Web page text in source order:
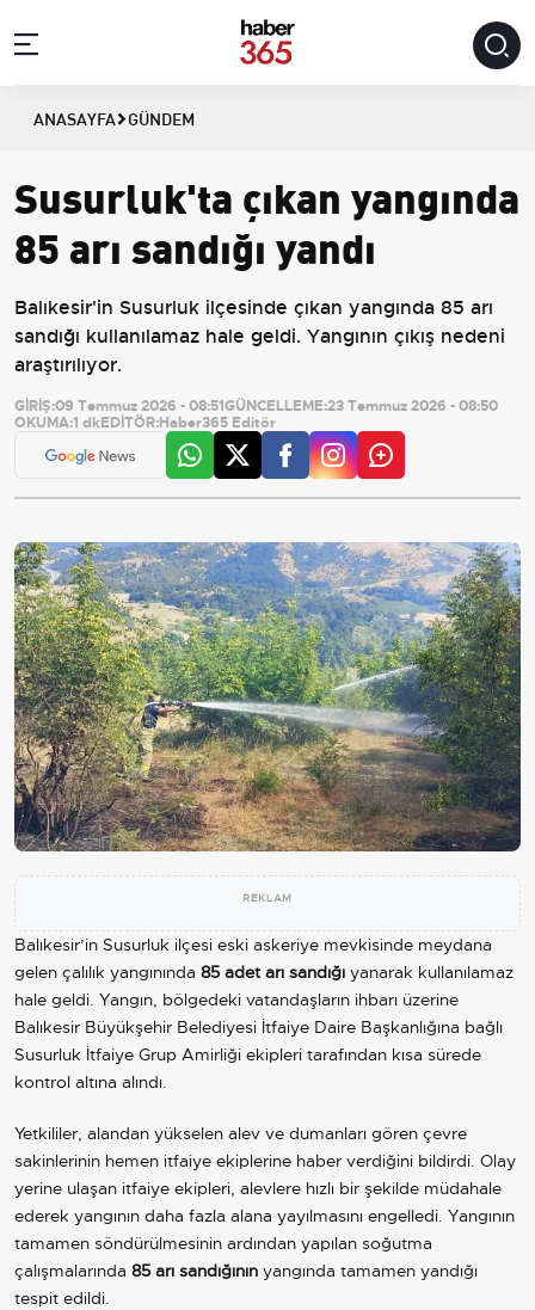
ANASAYFA GÜNDEM
Susurluk'ta çıkan yangında
85 arı sandığı yandı
Balıkesir'in Susurluk ilçesinde çıkan yangında 85 arı
sandığı kullanılamaz hale geldi. Yangının çıkış nedeni
araştırılıyor.
GİRİŞ:09 Temmuz 2026 - 08:51GÜNCELLEME:23 Temmuz 2026 - 08:50
OKUMA:1 dkEDİTÖR:Haber365 Editör
REKLAM
Balıkesir’in Susurluk ilçesi eski askeriye mevkisinde meydana
gelen çalılık yangınında 85 adet arı sandığı yanarak kullanılamaz
hale geldi. Yangın, bölgedeki vatandaşların ihbarı üzerine
Balıkesir Büyükşehir Belediyesi İtfaiye Daire Başkanlığına bağlı
Susurluk İtfaiye Grup Amirliği ekipleri tarafından kısa sürede
kontrol altına alındı.
Yetkililer, alandan yükselen alev ve dumanları gören çevre
sakinlerinin hemen itfaiye ekiplerine haber verdiğini bildirdi. Olay
yerine ulaşan itfaiye ekipleri, alevlere hızlı bir şekilde müdahale
ederek yangının daha fazla alana yayılmasını engelledi. Yangının
tamamen söndürülmesinin ardından yapılan soğutma
çalışmalarında 85 arı sandığının yangında tamamen yandığı
tespit edildi.